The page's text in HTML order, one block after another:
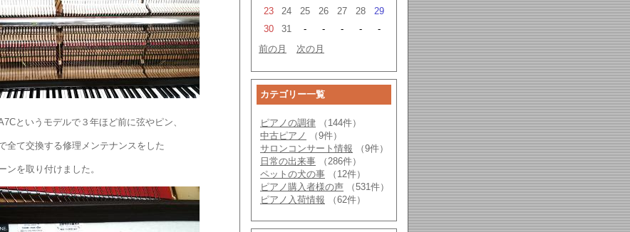
というモデルで３年ほど前に弦やピン、
全て交換する修理メンテナンスをした
ンを取り付けました。
23
24 25 26 27 28
29
30
31 - - - -
-
前の月
次の月
カテゴリー一覧
ピアノの調律 （144件）
中古ピアノ
（9件）
サロンコンサート情報 （9件）
日常の出来事 （286件）
ペットの犬の事 （12件）
ピアノ購入者様の声 （531件）
ピアノ入荷情報 （62件）